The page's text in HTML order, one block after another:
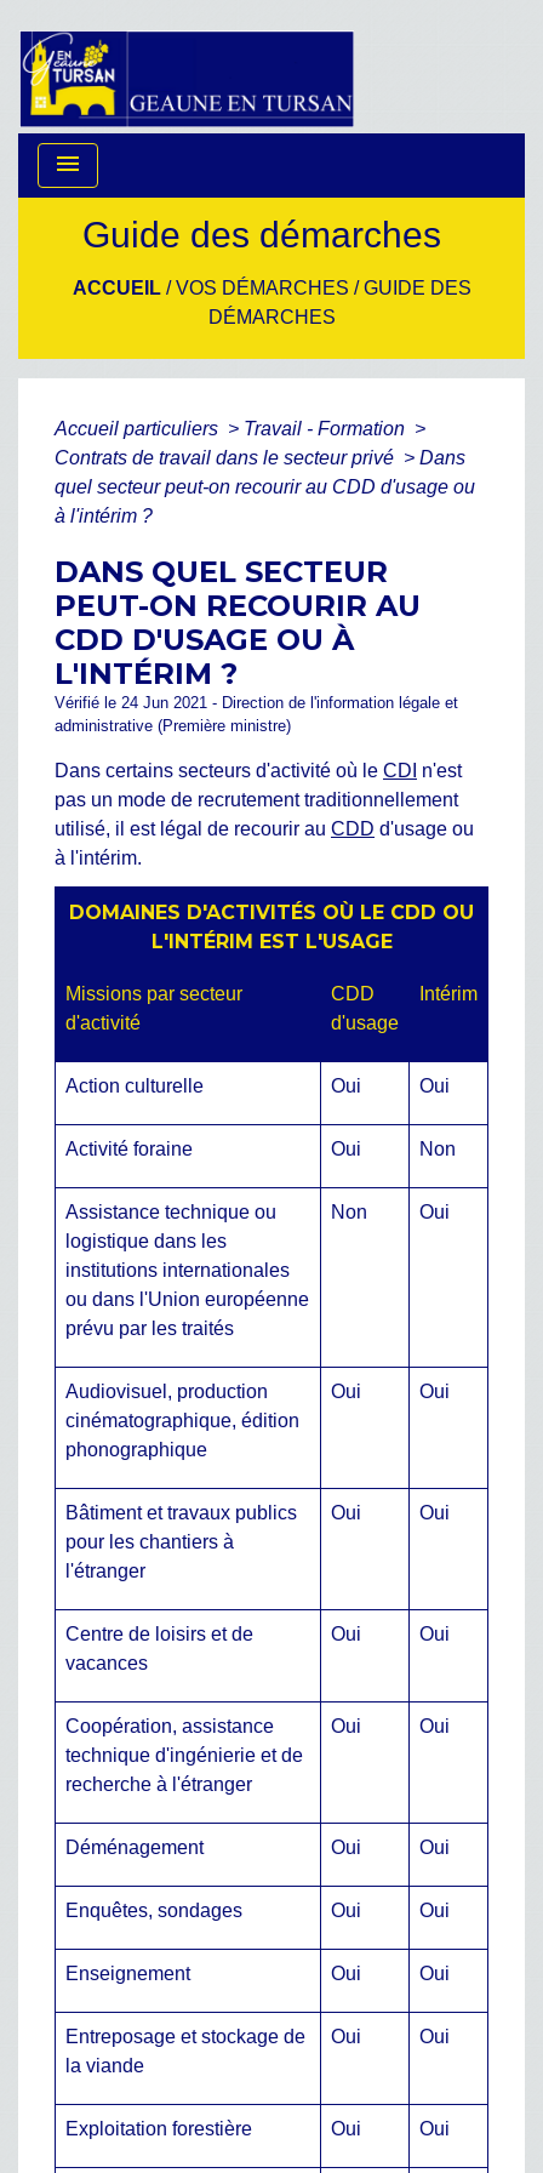
menu
Guide des démarches
ACCUEIL/VOS DÉMARCHES /GUIDE DES
DÉMARCHES
Accueil particuliers > Travail - Formation >
Contrats de travail dans le secteur privé > Dans
quel secteur peut-on recourir au CDD d'usage ou
à l'intérim ?
DANS QUEL SECTEUR
PEUT-ON RECOURIR AU
CDD D'USAGE OU À
L'INTÉRIM ?
Vérifié le 24 Jun 2021 - Direction de l'information légale et
administrative (Première ministre)
Dans certains secteurs d'activité où le CDI n'est
pas un mode de recrutement traditionnellement
utilisé, il est légal de recourir au CDD d'usage ou
à l'intérim.
DOMAINES D'ACTIVITÉS OÙ LE CDD OU
L'INTÉRIM EST L'USAGE
Missions par secteur
d'activité
CDD
d'usage
Intérim
Action culturelle Oui Oui
Activité foraine Oui Non
Assistance technique ou
logistique dans les
institutions internationales
ou dans l'Union européenne
prévu par les traités
Non Oui
Audiovisuel, production
cinématographique, édition
phonographique
Oui Oui
Bâtiment et travaux publics
pour les chantiers à
l'étranger
Oui Oui
Centre de loisirs et de
vacances
Oui Oui
Coopération, assistance
technique d'ingénierie et de
recherche à l'étranger
Oui Oui
Déménagement Oui Oui
Enquêtes, sondages Oui Oui
Enseignement Oui Oui
Entreposage et stockage de
la viande
Oui Oui
Exploitation forestière Oui Oui